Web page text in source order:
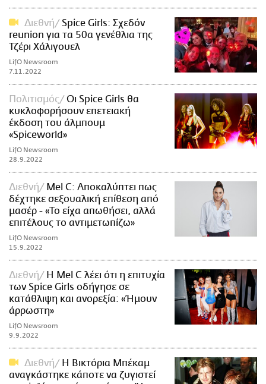
Διεθνή
Spice Girls: Σχεδόν
reunion για τα 50α γενέθλια της
Τζέρι Χάλιγουελ
LifO Newsroom
7.11.2022
Πολιτισμός
Οι Spice Girls θα
κυκλοφορήσουν επετειακή
έκδοση του άλμπουμ
«Spiceworld»
LifO Newsroom
28.9.2022
Διεθνή
Mel C: Αποκαλύπτει πως
δέχτηκε σεξουαλική επίθεση από
μασέρ - «Το είχα απωθήσει, αλλά
επιτέλους το αντιμετωπίζω»
LifO Newsroom
15.9.2022
Διεθνή
Η Mel C λέει ότι η επιτυχία
των Spice Girls οδήγησε σε
κατάθλιψη και ανορεξία: «Ήμουν
άρρωστη»
LifO Newsroom
9.9.2022
Διεθνή
Η Βικτόρια Μπέκαμ
αναγκάστηκε κάποτε να ζυγιστεί